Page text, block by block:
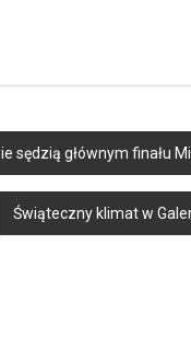
sędzią głównym finału
Świąteczny klimat w